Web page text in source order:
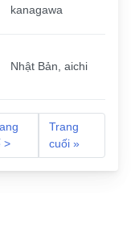
kanagawa
Nhật Bản, aichi
>
Trang
cuối »